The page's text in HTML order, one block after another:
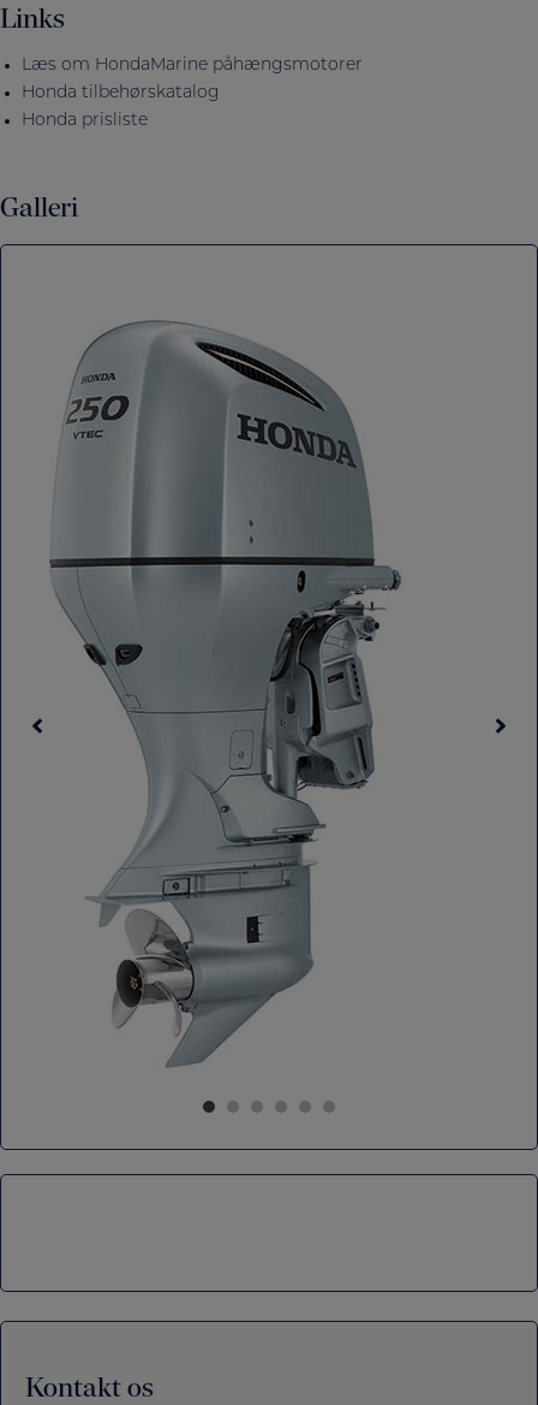
Links
Læs om HondaMarine påhængsmotorer
Honda tilbehørskatalog
Honda prisliste
Galleri
Kontakt os